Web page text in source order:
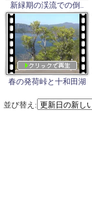
新緑期の渓流での倒..
春の発荷峠と十和田湖
並び替え: